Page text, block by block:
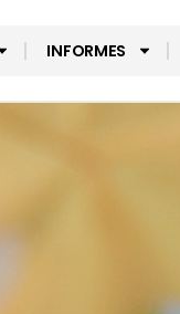
INFORMES